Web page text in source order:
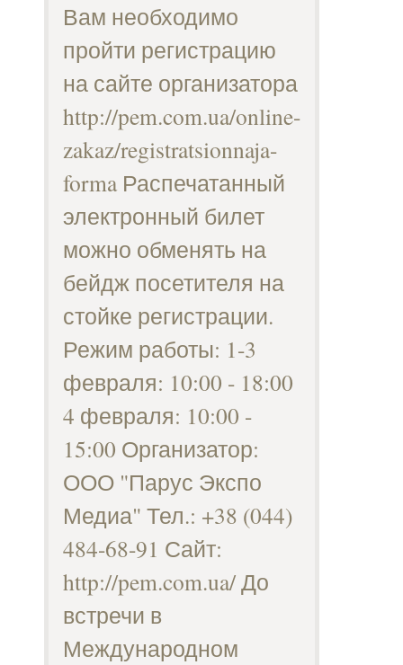
Вам необходимо
пройти регистрацию
на сайте организатора
http://pem.com.ua/online-
zakaz/registratsionnaja-
forma Распечатанный
электронный билет
можно обменять на
бейдж посетителя на
стойке регистрации.
Режим работы: 1-3
февраля: 10:00 - 18:00
4 февраля: 10:00 -
15:00 Организатор:
ООО "Парус Экспо
Медиа" Тел.: +38 (044)
484-68-91 Сайт:
http://pem.com.ua/ До
встречи в
Международном